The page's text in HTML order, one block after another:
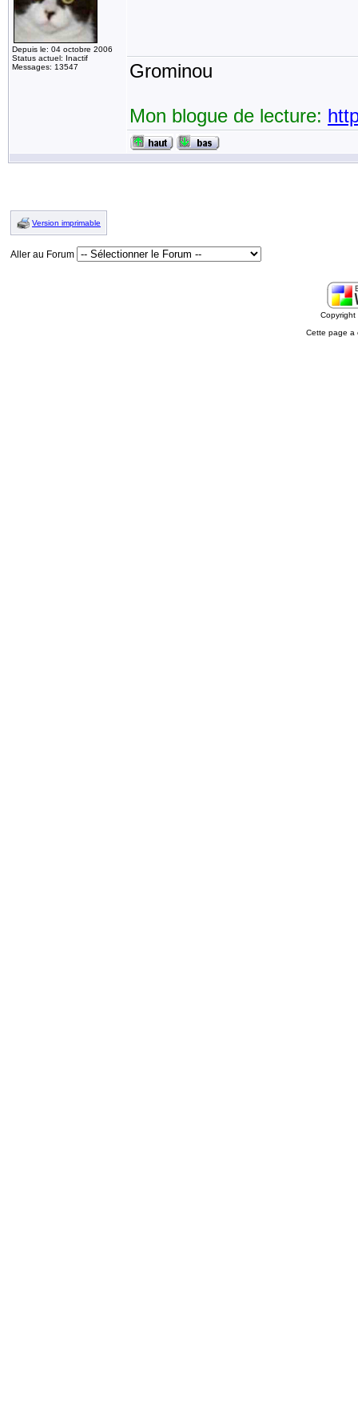
Depuis le: 04 octobre 2006
Status actuel: Inactif
Messages: 13547
Grominou
Mon blogue de lecture:
Version imprimable
Aller au Forum
Cette page a